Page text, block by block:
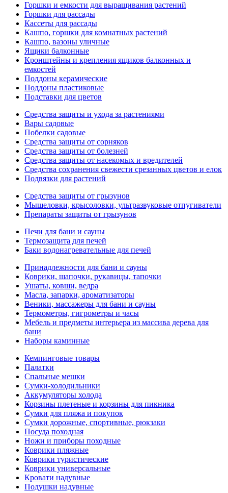
Горшки и емкости для выращивания растений
Горшки для рассады
Кассеты для рассады
Кашпо, горшки для комнатных растений
Кашпо, вазоны уличные
Ящики балконные
Кронштейны и крепления ящиков балконных и
емкостей
Поддоны керамические
Поддоны пластиковые
Подставки для цветов
Средства защиты и ухода за растениями
Вары садовые
Побелки садовые
Средства защиты от сорняков
Средства защиты от болезней
Средства защиты от насекомых и вредителей
Средства сохранения свежести срезанных цветов и елок
Подвязки для растений
Средства защиты от грызунов
Мышеловки, крысоловки, ультразвуковые отпугиватели
Препараты защиты от грызунов
Печи для бани и сауны
Термозащита для печей
Баки водонагревательные для печей
Принадлежности для бани и сауны
Коврики, шапочки, рукавицы, тапочки
Ушаты, ковши, ведра
Масла, запарки, ароматизаторы
Веники, массажеры для бани и сауны
Термометры, гигрометры и часы
Мебель и предметы интерьера из массива дерева для
бани
Наборы каминные
Кемпинговые товары
Палатки
Спальные мешки
Сумки-холодильники
Аккумуляторы холода
Корзины плетеные и корзины для пикника
Сумки для пляжа и покупок
Сумки дорожные, спортивные, рюкзаки
Посуда походная
Ножи и приборы походные
Коврики пляжные
Коврики туристические
Коврики универсальные
Кровати надувные
Подушки надувные